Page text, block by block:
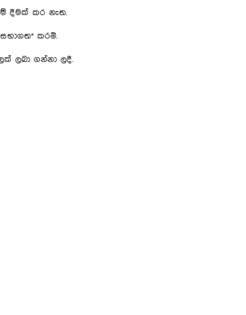
දීමක් කර නැත.
කරමි.
ලබා ගන්නා ලදී.